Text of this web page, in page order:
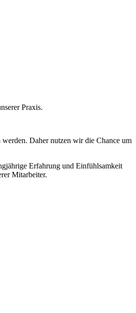
Praxis.
werden. Daher nutzen wir die Chance um
Erfahrung und Einfühlsamkeit
Mitarbeiter.